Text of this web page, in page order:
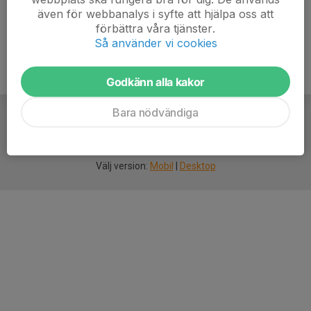
E-post visas bara för inloggade
Välj version: Mobil Desktop
även för webbanalys i syfte att hjälpa oss att
förbättra våra tjänster.
Så använder vi cookies
Godkänn alla kakor
Bara nödvändiga